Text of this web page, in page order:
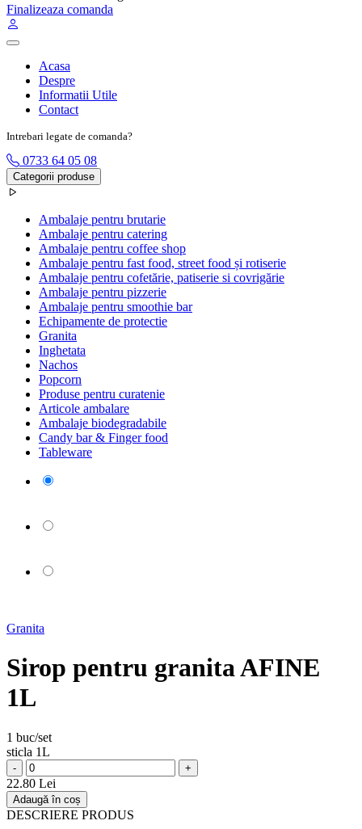
Finalizeaza comanda
Acasa
Despre
Informatii Utile
Contact
Intrebari legate de comanda?
0733 64 05 08
Categorii produse
Ambalaje pentru brutarie
Ambalaje pentru catering
Ambalaje pentru coffee shop
Ambalaje pentru fast food, street food și rotiserie
Ambalaje pentru cofetărie, patiserie si covrigărie
Ambalaje pentru pizzerie
Ambalaje pentru smoothie bar
Echipamente de protectie
Granita
Inghetata
Nachos
Popcorn
Produse pentru curatenie
Articole ambalare
Ambalaje biodegradabile
Candy bar & Finger food
Tableware
Granita
Sirop pentru granita AFINE
1L
1 buc/set
sticla 1L
- +
22.80 Lei
Adaugă în coș
DESCRIERE PRODUS